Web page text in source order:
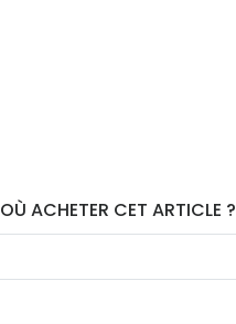
OÙ ACHETER CET ARTICLE ?